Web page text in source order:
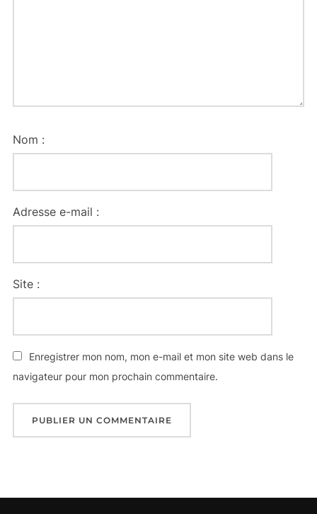
Nom :
Adresse e-mail :
Site :
Enregistrer mon nom, mon e-mail et mon site web dans le
navigateur pour mon prochain commentaire.